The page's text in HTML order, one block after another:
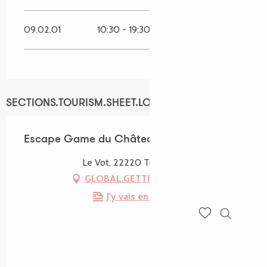
09.02.01 10:30 - 19:30
SECTIONS.TOURISM.SHEET.LOCATION
Escape Game du Château du Vot
Le Vot, 22220 Trédarzec
GLOBAL.GETTING_THERE
J'y vais en train !